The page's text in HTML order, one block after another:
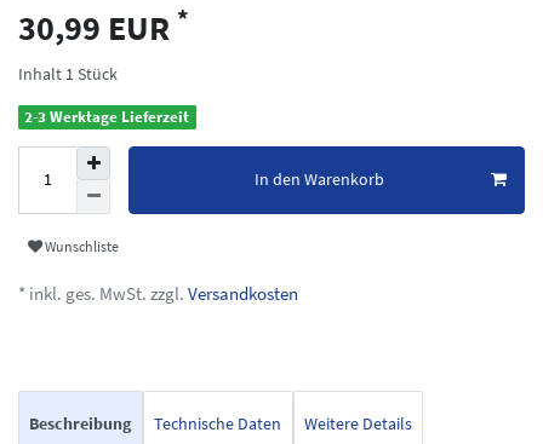
30,99 EUR *
Inhalt 1Stück
2-3 Werktage Lieferzeit
In den Warenkorb
Wunschliste
* inkl. ges. MwSt. zzgl. Versandkosten
Beschreibung Technische Daten Weitere Details